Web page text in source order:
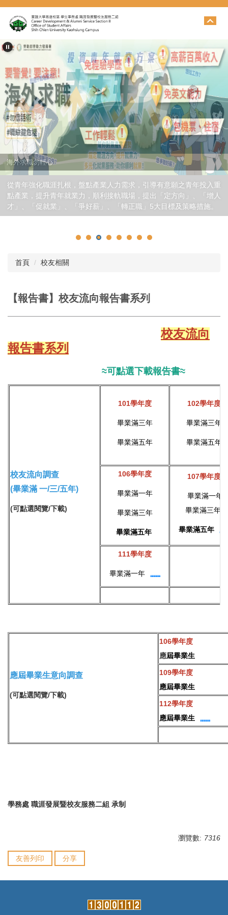
跳
到
主
內
區
從青年強化職涯扎根，盤點產業人力需求，引導有意願之青年投入重
點產業，提升青年就業力，順利接軌職場，提出「定方向」、「增人
才」、「促就業」、「爭好薪」、「轉正職」5大目標及策略措施。
海外求職勿輕心
首頁 校友相關
【報告書】校友流向報告書系列
校友流向
報告書系列
≈可點選下載報告書≈
校友流向調查
(畢業滿 一/三/五年)
(可點選閱覽/下載)
101學年度
畢業滿三年
畢業滿五年
102學年度
畢業滿三年
畢業滿五年
106學年度
畢業滿一年
畢業滿三年
畢業滿五年
107學年度
畢業滿一年
畢業滿三年
畢業滿五年
111學年度
畢業滿一年
應屆畢業生意向調查
(可點選閱覽/下載)
106學年度
應屆畢業生
109學年度
應屆畢業生
112學年度
應屆畢業生
學務處 職涯發展暨校友服務二組 承制
瀏覽數: 7316
友善列印 分享